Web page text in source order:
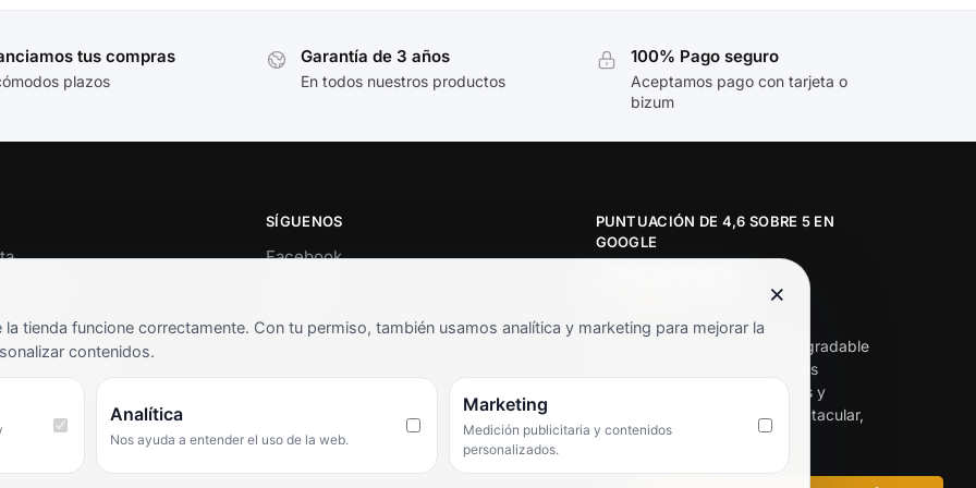
tus compras
plazos
Garantía de 3 años
En todos nuestros productos
100% Pago seguro
Aceptamos pago con tarjeta o
bizum
cliente
y condiciones
frecuentes
SÍGUENOS
Facebook
PUNTUACIÓN DE 4,6 SOBRE 5 EN
GOOGLE
★★★★★
«Servicio de calidad y trato agradable
con precios excelentes. Hemos
comprado en varias ocasiones y
siempre dan respuesta. Espectacular,
servicio de 10.»
×
tienda funcione correctamente. Con tu permiso, también usamos analítica y marketing para mejorar la
contenidos.
Analítica
Nos ayuda a entender el uso de la web.
Marketing
Medición publicitaria y contenidos
personalizados.